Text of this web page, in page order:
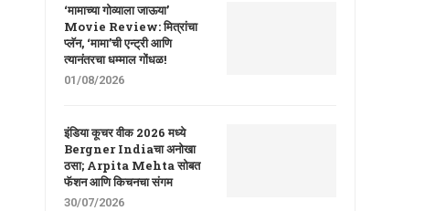
‘मामाच्या गोव्याला जाऊया’
Movie Review: मित्रांचा
प्लॅन, ‘मामा’ची एन्ट्री आणि
त्यानंतरचा धम्माल गोंधळ!
01/08/2026
इंडिया कूचर वीक 2026 मध्ये
Bergner Indiaचा अनोखा
ठसा; Arpita Mehta सोबत
फॅशन आणि किचनचा संगम
30/07/2026